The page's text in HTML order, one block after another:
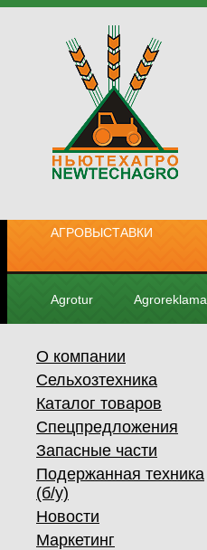
АГРОВЫСТАВКИ
Agrotur Agroreklama
О компании
Сельхозтехника
Каталог товаров
Спецпредложения
Запасные части
Подержанная техника
(б/у)
Новости
Маркетинг